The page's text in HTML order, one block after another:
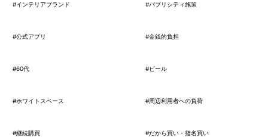
#インテリアブランド #パブリシティ施策
#公式アプリ #金銭的負担
#60代 #ビール
#ホワイトスペース #周辺利用者への負荷
#継続購買 #だから買い・指名買い